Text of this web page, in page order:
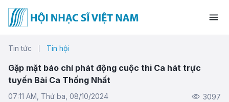
Tin tức Tin hội
Gặp mặt báo chí phát động cuộc thi Ca hát trực
tuyến Bài Ca Thống Nhất
07:11 AM, Thứ ba, 08/10/2024 3097